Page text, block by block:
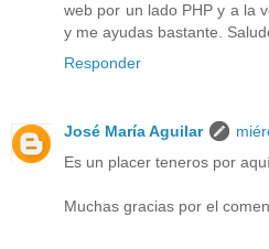
web por un lado PHP y a la
y me ayudas bastante.
Responder
José María Aguilar
Es un placer teneros por
Muchas gracias por el